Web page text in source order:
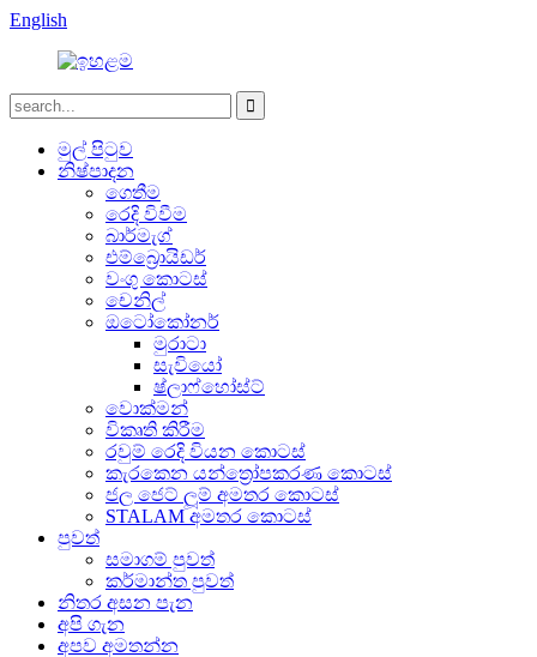
English
මුල් පිටුව
නිෂ්පාදන
ගෙතීම
රෙදි විවීම
බාර්මැග්
එම්බ්‍රොයිඩර්
වංගු කොටස්
චෙනිල්
ඔටෝකෝනර්
මුරාටා
සැවියෝ
ෂ්ලාෆ්හෝස්ට්
වොක්මන්
විකෘති කිරීම
රවුම් රෙදි වියන කොටස්
කැරකෙන යන්ත්‍රෝපකරණ කොටස්
ජල ජෙට් ලූම් අමතර කොටස්
STALAM අමතර කොටස්
පුවත්
සමාගම් පුවත්
කර්මාන්ත පුවත්
නිතර අසන පැන
අපි ගැන
අපව අමතන්න